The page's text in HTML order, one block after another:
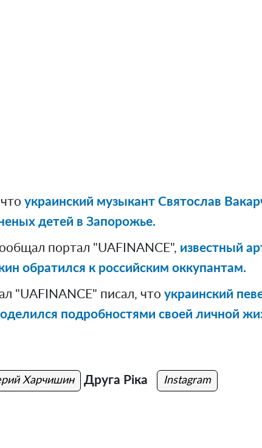
украинский музыкант Святослав
детей в Запорожье.
портал "UAFINANCE", известный
обратился к российским оккупантам.
"UAFINANCE" писал, что украинский
подробностями своей личной
Харчишин Друга Ріка Instagram